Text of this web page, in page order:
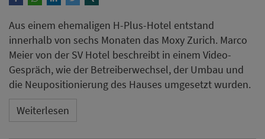
Aus einem ehemaligen H-Plus-Hotel entstand
innerhalb von sechs Monaten das Moxy Zurich. Marco
Meier von der SV Hotel beschreibt in einem Video-
Gespräch, wie der Betreiberwechsel, der Umbau und
die Neupositionierung des Hauses umgesetzt wurden.
Weiterlesen